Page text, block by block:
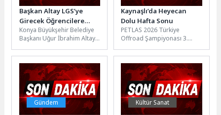
Başkan Altay LGS’ye
Girecek Öğrencilere
Başarılar Diledi
Konya Büyükşehir Belediye
Başkanı Uğur İbrahim Altay,
sınavına girecek tüm
öğrencilere başarı...
Kaynaşlı’da Heyecan
Dolu Hafta Sonu
PETLAS 2026 Türkiye
Offroad Şampiyonası 3.
SSV kategorisinde Eren
Alver-Onur Sırımoğlu,...
Gündem Kültür Sanat